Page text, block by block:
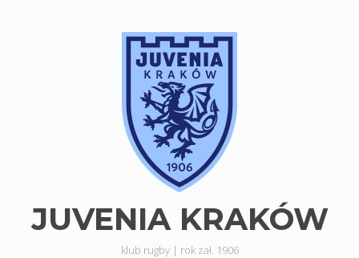
JUVENIA KRAKÓW
klub rugby | rok zał. 1906